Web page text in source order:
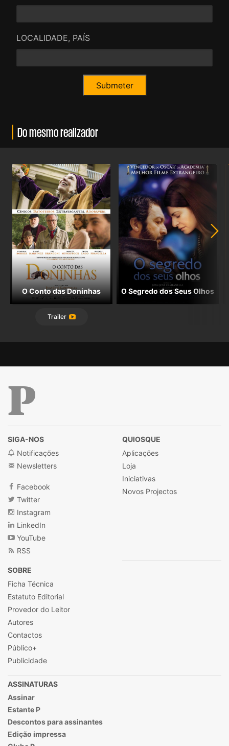
LOCALIDADE, PAÍS
Do mesmo realizador
O Conto das Doninhas
Trailer
O Segredo dos Seus Olhos
SIGA-NOS
Notificações
Newsletters
Facebook
Twitter
Instagram
LinkedIn
YouTube
RSS
QUIOSQUE
Aplicações
Loja
Iniciativas
Novos Projectos
SOBRE
Ficha Técnica
Estatuto Editorial
Provedor do Leitor
Autores
Contactos
Público+
Publicidade
ASSINATURAS
Assinar
Estante P
Descontos para assinantes
Edição impressa